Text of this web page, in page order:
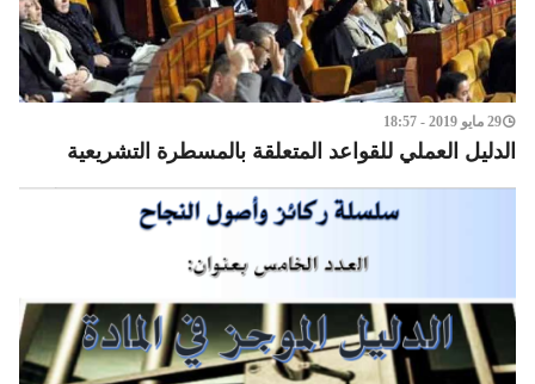
29 مايو 2019 - 18:57
الدليل العملي للقواعد المتعلقة بالمسطرة التشريعية